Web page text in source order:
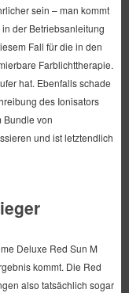
sein – man kommt
der Betriebsanleitung
Fall für die in den
Farblichttherapie.
hat. Ebenfalls schade
des Ionisators
Bundle von
und ist letztendlich
Deluxe Red Sun M
kommt. Die Red
also tatsächlich sogar